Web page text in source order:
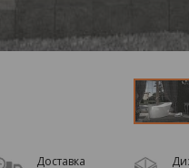
Доставка